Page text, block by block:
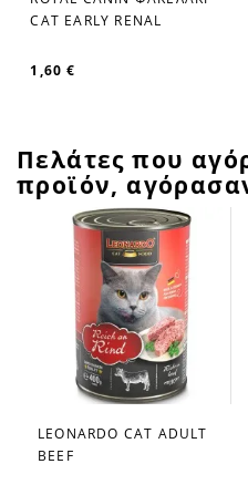
CAT EARLY RENAL
1,60 €
Πελάτες που
προϊόν,
favorite_border
LEONARDO CAT ADULT
BEEF